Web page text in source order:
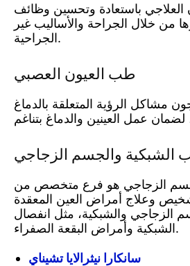
العلاجي باستعادة وتحسين وظائف
من خلال الجراحة والأساليب غير
الجراحية.
طب العيون العصبي
مشاكل الرؤية المتعلقة بالدماغ
الشبكية والجسم الزجاجي
الزجاجي هو فرع متخصص من
وعلاج أمراض العين المعقدة
الزجاجي والشبكية، مثل انفصال
الشبكية وأمراض البقعة الصفراء.
سانكارا نيثرالايا تشيناي